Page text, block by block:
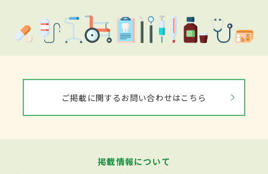
ご掲載に関するお問い合わせはこちら
掲載情報について